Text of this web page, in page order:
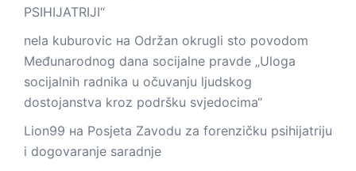
PSIHIJATRIJI“
nela kuburovic на Održan okrugli sto povodom
Međunarodnog dana socijalne pravde „Uloga
socijalnih radnika u očuvanju ljudskog
dostojanstva kroz podršku svjedocima“
Lion99 на Posjeta Zavodu za forenzičku psihijatriju
i dogovaranje saradnje